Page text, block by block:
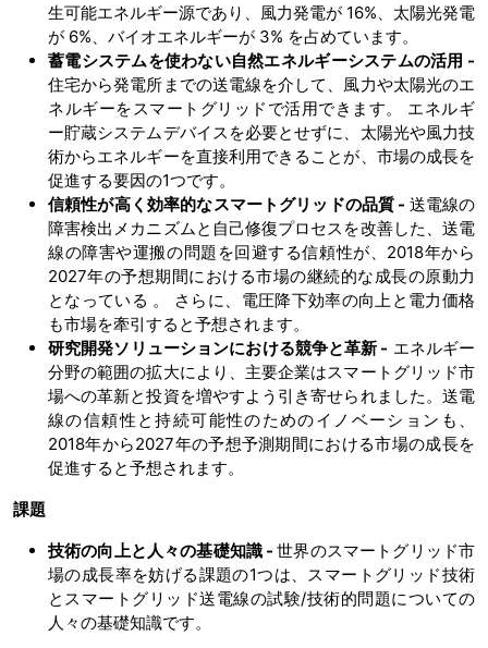
生可能エネルギー源であり、風力発電が 16%、太陽光発電
が 6%、バイオエネルギーが 3% を占めています。
蓄電システムを使わない自然エネルギーシステムの活用 -
住宅から発電所までの送電線を介して、風力や太陽光のエ
ネルギーをスマートグリッドで活用できます。 エネルギ
ー貯蔵システムデバイスを必要とせずに、太陽光や風力技
術からエネルギーを直接利用できることが、市場の成長を
促進する要因の1つです。
信頼性が高く効率的なスマートグリッドの品質 - 送電線の
障害検出メカニズムと自己修復プロセスを改善した、送電
線の障害や運搬の問題を回避する信頼性が、2018年から
2027年の予想期間における市場の継続的な成長の原動力
となっている 。 さらに、電圧降下効率の向上と電力価格
も市場を牽引すると予想されます。
研究開発ソリューションにおける競争と革新 - エネルギー
分野の範囲の拡大により、主要企業はスマートグリッド市
場への革新と投資を増やすよう引き寄せられました。送電
線の信頼性と持続可能性のためのイノベーションも、
2018年から2027年の予想予測期間における市場の成長を
促進すると予想されます。
課題
技術の向上と人々の基礎知識 -世界のスマートグリッド市
場の成長率を妨げる課題の1つは、スマートグリッド技術
とスマートグリッド送電線の試験/技術的問題についての
人々の基礎知識です。